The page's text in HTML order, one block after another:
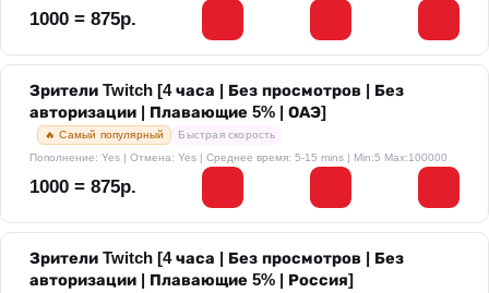
1000 = 875р.
Зрители Twitch [4 часа | Без просмотров | Без
авторизации | Плавающие 5% | ОАЭ]
🔥 Самый популярный
Быстрая скорость
Пополнение: Yes | Отмена: Yes | Среднее время: 5-15 mins | Min:5 Max:100000
1000 = 875р.
Зрители Twitch [4 часа | Без просмотров | Без
авторизации | Плавающие 5% | Россия]